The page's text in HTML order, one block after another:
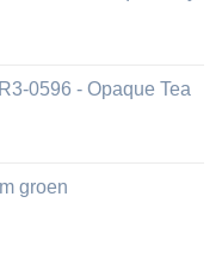
0596 - Opaque Tea
groen